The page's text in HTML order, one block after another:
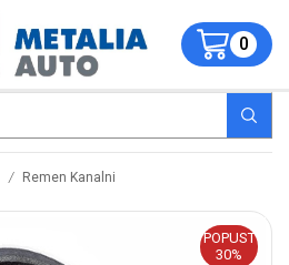
0
/ Remen Kanalni
POPUST
30%